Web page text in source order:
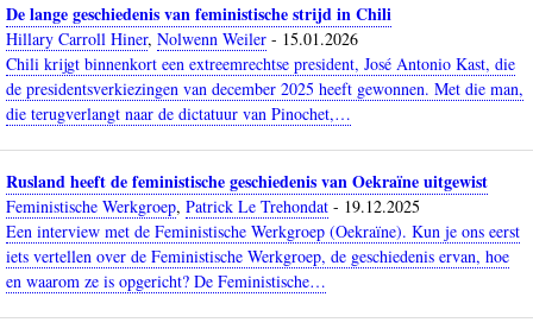
De lange geschiedenis van feministische strijd in Chili
Hillary Carroll Hiner, Nolwenn Weiler - 15.01.2026
Chili krijgt binnenkort een extreemrechtse president, José Antonio Kast, die
de presidentsverkiezingen van december 2025 heeft gewonnen. Met die man,
die terugverlangt naar de dictatuur van Pinochet,…
Rusland heeft de feministische geschiedenis van Oekraïne uitgewist
Feministische Werkgroep, Patrick Le Trehondat - 19.12.2025
Een interview met de Feministische Werkgroep (Oekraïne). Kun je ons eerst
iets vertellen over de Feministische Werkgroep, de geschiedenis ervan, hoe
en waarom ze is opgericht? De Feministische…